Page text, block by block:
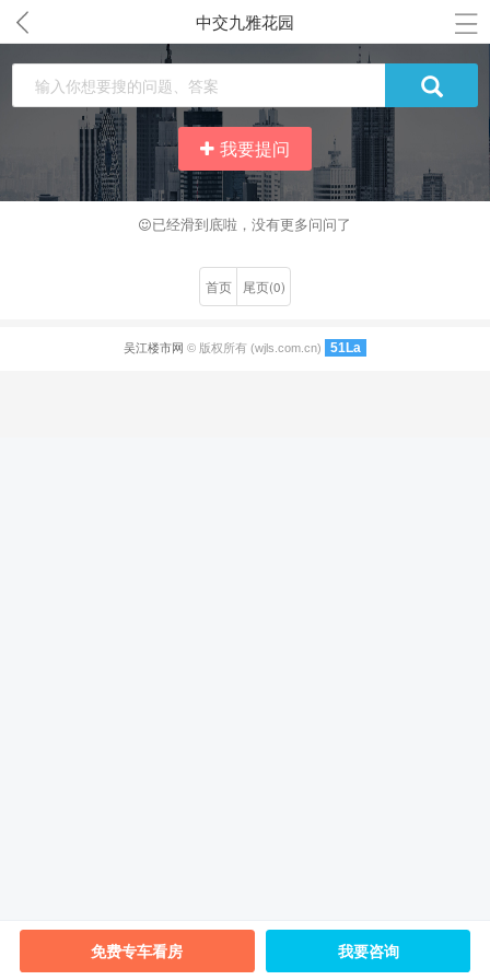
中交九雅花园
我要提问
已经滑到底啦，没有更多问问了
首页 尾页(0)
免费专车看房 我要咨询
吴江楼市网 © 版权所有 (wjls.com.cn) 51La